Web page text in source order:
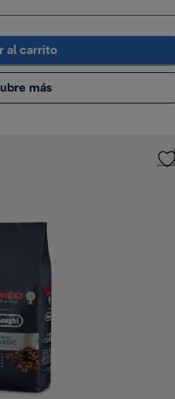
al carrito
más